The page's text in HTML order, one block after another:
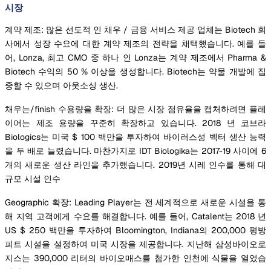
시장
계약 제조: 많은 선도적 인 채우 / 금융 서비스 제공 업체는 Biotech 회
사에서 성장 수요에 대한 계약 제조의 전략을 채택했습니다. 예를 들
어, Lonza, 최고 CMO 중 하나 인 Lonza는 계약 제조에서 Pharma &
Biotech 수익의 50 % 이상을 생성합니다. Biotech는 약물 개발에 집
중할 수 있으며 아웃소싱 생산.
채우는/finish 수용량을 확장: 더 많은 시장 점유율을 캡처하려면 플레
이어는 제조 용량을 꾸준히 확장하고 있습니다. 2018 년 코브라
Biologics는 미국 $ 100 백만을 투자하여 바이러스성 벡터 생산 능력
을 두 배로 늘렸습니다. 마찬가지로 IDT Biologika는 2017-19 사이에 6
개의 새로운 생산 라인을 추가했습니다. 2019년 시레 인수를 통해 대
규모 시설 인수
Geographic 확장: Leading Player는 전 세계적으로 새로운 시설을 통
해 지역 고객에게 수요를 해결합니다. 예를 들어, Catalent는 2018 년
US $ 250 백만을 투자하여 Bloomington, Indiana의 200,000 평방
피트 시설을 설정하여 미국 시장을 제공합니다. 지난해 삼성바이오로
지스는 390,000 리터의 바이오매스를 첨가한 인천에 식물을 열었습